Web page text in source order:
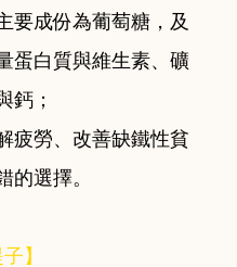
要成份為葡萄糖，及
蛋白質與維生素、礦
鈣；
疲勞、改善缺鐵性貧
的選擇。
】